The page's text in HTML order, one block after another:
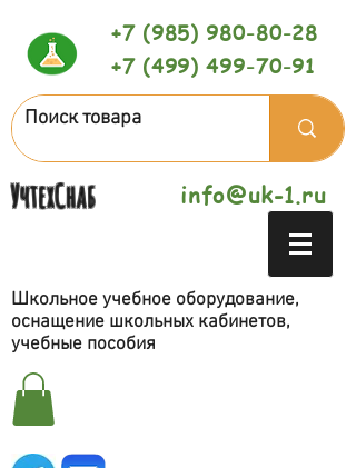
+7 (985) 980-80-28
+7 (499) 499-70-91
УчтехСнаб info@uk-1.ru
Школьное учебное оборудование,
оснащение школьных кабинетов,
учебные пособия